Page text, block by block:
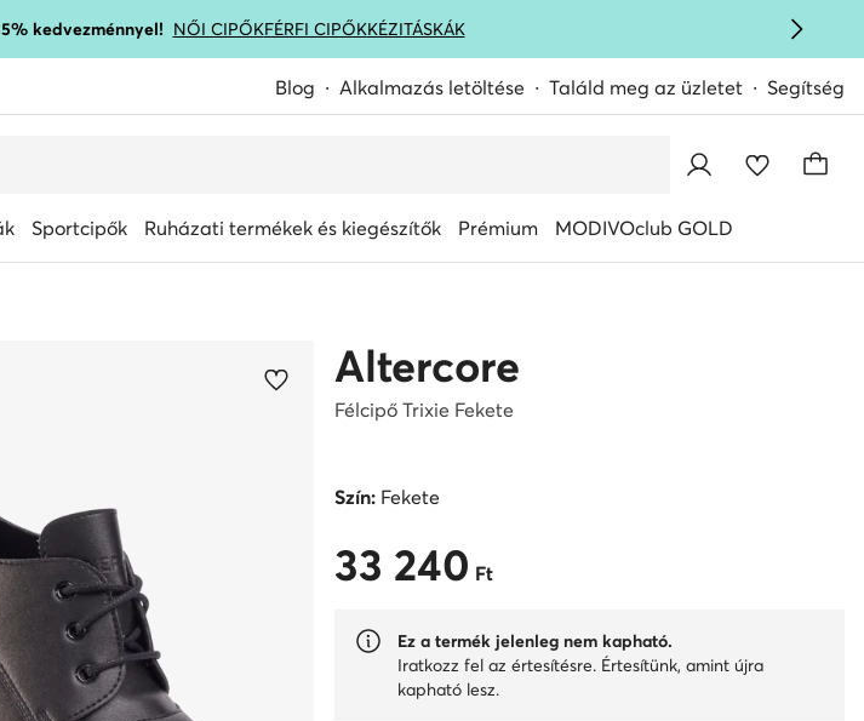
kedvezménnyel! NŐI CIPŐKFÉRFI CIPŐKKÉZITÁSKÁK
Blog Alkalmazás letöltése Találd meg az üzletet Segítség
Sportcipők Ruházati termékek és kiegészítők Prémium MODIVOclub GOLD
Altercore
Félcipő Trixie Fekete
Szín:Fekete
33 240 Ft
33 240 Ft
Ez a termék jelenleg nem kapható.
Iratkozz fel az értesítésre. Értesítünk, amint újra
kapható lesz.